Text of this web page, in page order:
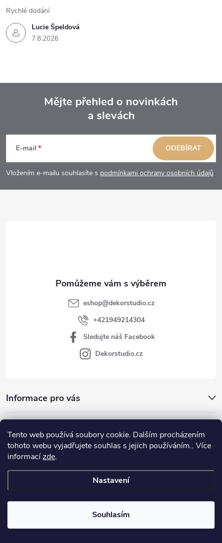
Tento web používá soubory cookie. Dalším procházením
tohoto webu vyjadřujete souhlas s jejich používáním.. Více
informacízde.
Nastavení
Souhlasím
Lucie Špeldová
7.8.2026
Rychlé dodání
p
a
Mějte přehled o novinkách
a slevách
E-mail
Vložením e-mailu souhlasíte s podmínkami ochrany osobních údajů
ODEBÍRAT
Informace pro vás
Facebook
eshop@dekorstudio.cz
+421949214304
Sledujte náš Facebook
Dekorstudio.cz
Copyright 2026www.dekorstudio.cz. Všechna práva vyhrazena.